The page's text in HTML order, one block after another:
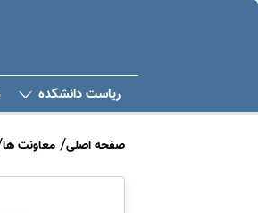
ریاست دانشکده
صفحه اصلی معاونت ها